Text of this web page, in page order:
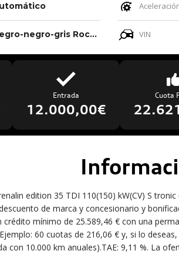
Negro-negro-gris Roca/negro-negro/ Negro/negro VIN
Entrada
12.000,00€
Cuota
edition 35 TDI 110(150) kW(CV) S
de marca y concesionario y
mínimo de 25.589,46 € con una
60 cuotas de 216,06 € y, si lo
con 10.000 km anuales).TAE: 9,11 %. La